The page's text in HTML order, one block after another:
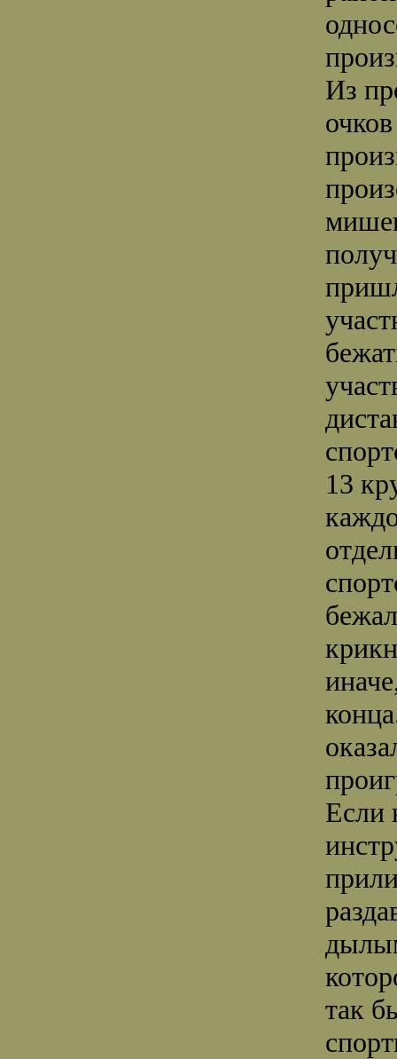
Из
13
Если
так